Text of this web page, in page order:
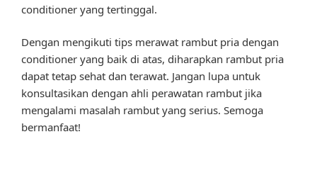
conditioner yang tertinggal.
Dengan mengikuti tips merawat rambut pria dengan
conditioner yang baik di atas, diharapkan rambut pria
dapat tetap sehat dan terawat. Jangan lupa untuk
konsultasikan dengan ahli perawatan rambut jika
mengalami masalah rambut yang serius. Semoga
bermanfaat!